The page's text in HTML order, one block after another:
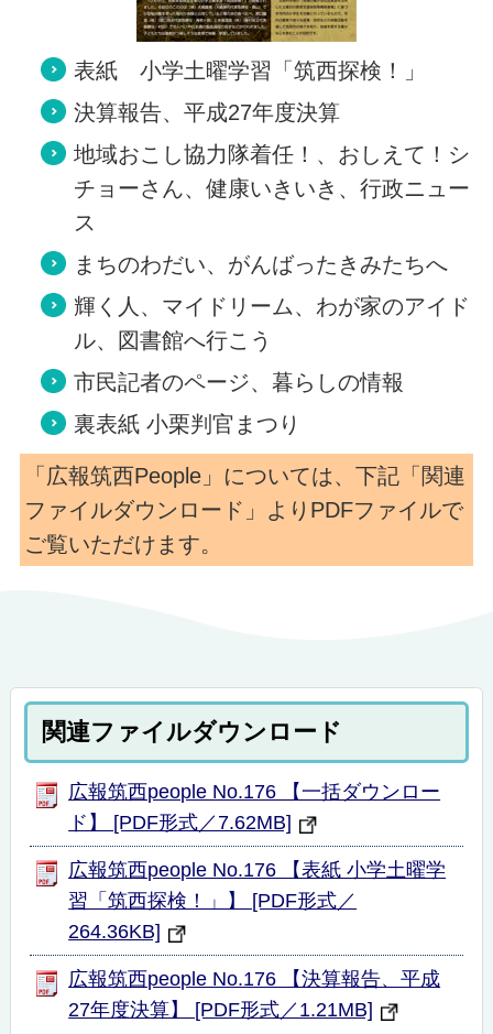
表紙 小学土曜学習「筑西探検！」
決算報告、平成27年度決算
地域おこし協力隊着任！、おしえて！シ
チョーさん、健康いきいき、行政ニュー
ス
まちのわだい、がんばったきみたちへ
輝く人、マイドリーム、わが家のアイド
ル、図書館へ行こう
市民記者のページ、暮らしの情報
裏表紙 小栗判官まつり
「広報筑西People」については、下記「関連
ファイルダウンロード」よりPDFファイルで
ご覧いただけます。
関連ファイルダウンロード
広報筑西people No.176 【一括ダウンロー
ド】 [PDF形式／7.62MB]
広報筑西people No.176 【表紙 小学土曜学
習「筑西探検！」】 [PDF形式／
264.36KB]
広報筑西people No.176 【決算報告、平成
27年度決算】 [PDF形式／1.21MB]